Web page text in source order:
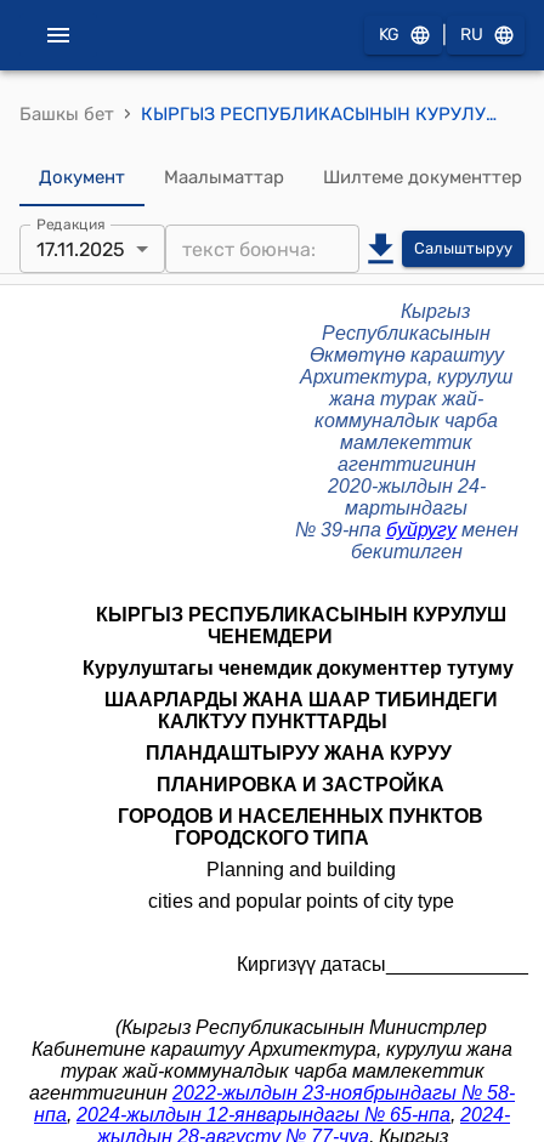
KG RU
Башкы бет › КЫРГЫЗ РЕСПУБЛИКАСЫНЫН КУРУЛУШ ЧЕНЕМДЕРИ КР КЧ 30-01:2020 "ШААРЛАРДЫ ЖАНА ШААР ТИБИНДЕГИ КАЛКТУУ ПУНКТТАРДЫ ПЛАНДАШТЫРУУ ЖАНА КУРУУ" (Кыргыз Республикасынын Өкмөтүнө караштуу Архитектура, курулуш жана турак жай-коммуналдык чарба мамлекеттик агенттигинин 2020-жылдын 24-мартындагы № 39-нпа буйругу менен бекитилген)
Документ Маалыматтар Шилтеме документтер
Редакция
17.11.2025 Салыштыруу